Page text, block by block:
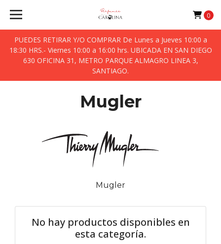
PUEDES RETIRAR Y/O COMPRAR De Lunes a Jueves 10:00 a
18:30 HRS.- Viernes 10:00 a 16:00 hrs. UBICADA EN SAN DIEGO
630 OFICINA 31, METRO PARQUE ALMAGRO LINEA 3,
SANTIAGO.
0
Mugler
Mugler
No hay productos disponibles en
esta categoría.